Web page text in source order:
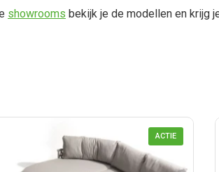
showrooms bekijk je de modellen en krijg
ACTIE